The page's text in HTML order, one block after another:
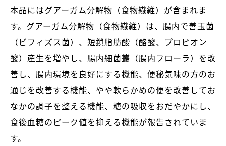
本品にはグアーガム分解物（食物繊維）が含まれま
す。グアーガム分解物（食物繊維）は、腸内で善玉菌
（ビフィズス菌）、短鎖脂肪酸（酪酸、プロピオン
酸）産生を増やし、腸内細菌叢（腸内フローラ）を改
善し、腸内環境を良好にする機能、便秘気味の方のお
通じを改善する機能、やや軟らかめの便を改善してお
なかの調子を整える機能、糖の吸収をおだやかにし、
食後血糖のピーク値を抑える機能が報告されていま
す。